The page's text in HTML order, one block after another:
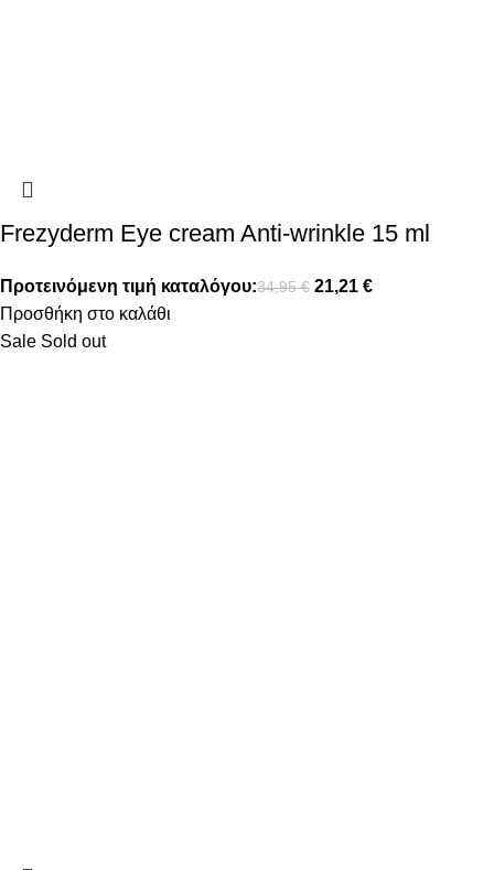
Frezyderm Eye cream Anti-wrinkle 15 ml
Προτεινόμενη τιμή καταλόγου:34,95€ 21,21 €
Προσθήκη στο καλάθι
Sale Sold out